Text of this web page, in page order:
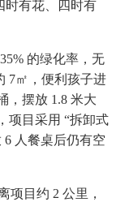
时有花、四时有
的绿化率，无
7㎡，便利孩子进
，摆放 1.8 米大
项目采用 “拆卸式
人餐桌后仍有空
目约 2 公里，